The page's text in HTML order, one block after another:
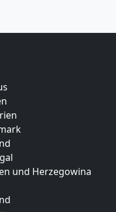
und Herzegowina